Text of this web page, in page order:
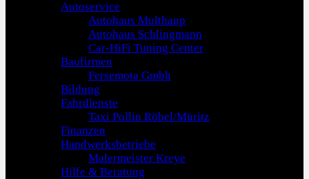
Autoservice
Autohaus Multhaup
Autohaus Schlingmann
Car-HiFi Tuning Center
Baufirmen
Fersemota Gmbh
Bildung
Fahrdienste
Taxi Pollin Röbel/Müritz
Finanzen
Handwerksbetriebe
Malermeister Kreye
Hilfe & Beratung